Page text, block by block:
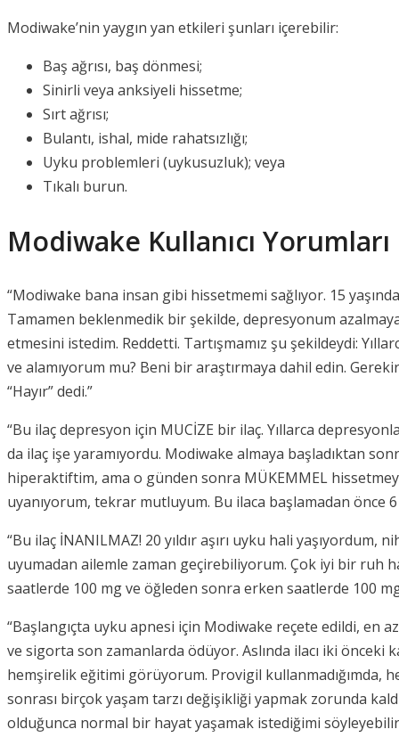
Modiwake’nin yaygın yan etkileri şunları içerebilir:
Baş ağrısı, baş dönmesi;
Sinirli veya anksiyeli hissetme;
Sırt ağrısı;
Bulantı, ishal, mide rahatsızlığı;
Uyku problemleri (uykusuzluk); veya
Tıkalı burun.
Modiwake Kullanıcı Yorumları
“Modiwake bana insan gibi hissetmemi sağlıyor. 15
Tamamen beklenmedik bir şekilde, depresyonum
etmesini istedim. Reddetti. Tartışmamız şu şekildeydi:
ve alamıyorum mu? Beni bir araştırmaya dahil edin.
“Hayır” dedi.”
“Bu ilaç depresyon için MUCİZE bir ilaç. Yıllarca
da ilaç işe yaramıyordu. Modiwake almaya başladıktan
hiperaktiftim, ama o günden sonra MÜKEMMEL
uyanıyorum, tekrar mutluyum. Bu ilaca başlamadan önce
“Bu ilaç İNANILMAZ! 20 yıldır aşırı uyku hali
uyumadan ailemle zaman geçirebiliyorum. Çok iyi bir ruh
saatlerde 100 mg ve öğleden sonra erken saatlerde 100
“Başlangıçta uyku apnesi için Modiwake reçete edildi, en
ve sigorta son zamanlarda ödüyor. Aslında ilacı iki önceki
hemşirelik eğitimi görüyorum. Provigil kullanmadığımda,
sonrası birçok yaşam tarzı değişikliği yapmak zorunda
olduğunca normal bir hayat yaşamak istediğimi